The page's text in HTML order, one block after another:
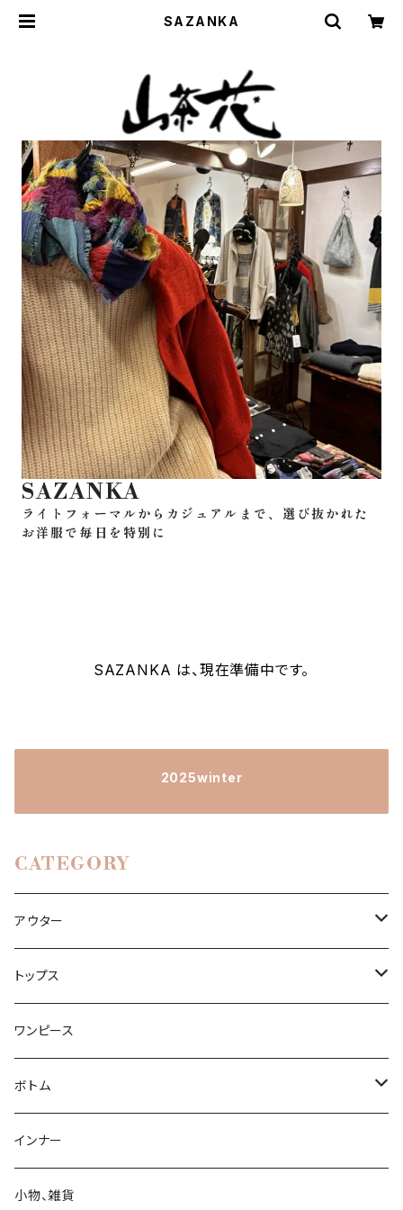
SAZANKA
ライトフォーマルからカジュアルまで、選び抜かれた
お洋服で毎日を特別に
SAZANKA は、現在準備中です。
2025winter
CATEGORY
アウター
コート
ジャケット
トップス
ブラウス
ワンピース
ボトム
スカート
パンツ
インナー
小物、雑貨